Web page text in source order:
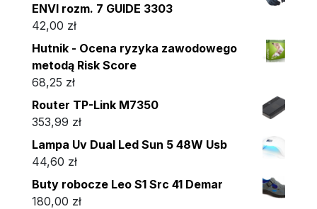
ENVI rozm. 7 GUIDE 3303
42,00 zł
Hutnik - Ocena ryzyka zawodowego
metodą Risk Score
68,25 zł
Router TP-Link M7350
353,99 zł
Lampa Uv Dual Led Sun 5 48W Usb
44,60 zł
Buty robocze Leo S1 Src 41 Demar
180,00 zł